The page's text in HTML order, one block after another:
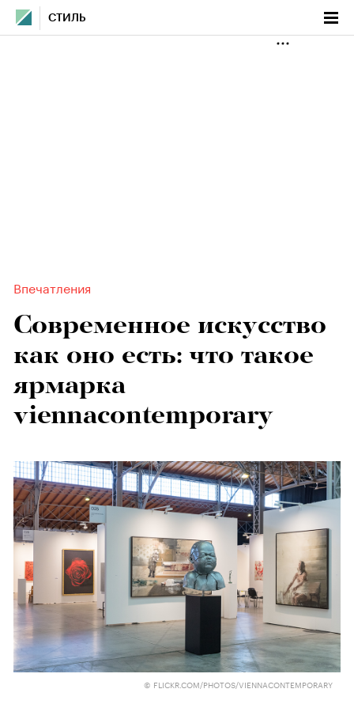
СТИЛЬ
Впечатления
Современное искусство
как оно есть: что такое
ярмарка
viennacontemporary
© FLICKR.COM/PHOTOS/VIENNACONTEMPORARY